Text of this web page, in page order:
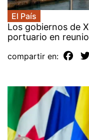
El País
Los gobiernos de
portuario en
compartir en: